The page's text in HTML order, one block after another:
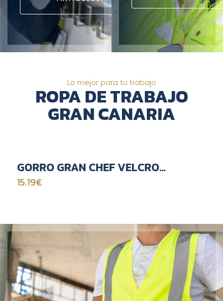
Lo mejor para tu trabajo
ROPA DE TRABAJO
GRAN CANARIA
GORRO GRAN CHEF VELCRO
ESTAMPADO
15.19€